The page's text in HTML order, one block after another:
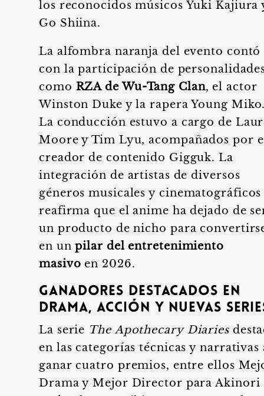
los reconocidos músicos Yuki Kajiura
Go Shiina.
La alfombra naranja del evento contó
con la participación de
como RZA de Wu-Tang Clan, el actor
Winston Duke y la rapera Young
La conducción estuvo a cargo de
Moore y Tim Lyu, acompañados por
creador de contenido Gigguk. La
integración de artistas de diversos
géneros musicales y cinematográficos
reafirma que el anime ha dejado de
un producto de nicho para
en unpilar del entretenimiento
masivo en 2026.
Ganadores destacados en
drama, acción y nuevas
La serie The Apothecary Diaries
en las categorías técnicas y narrativas
ganar cuatro premios, entre ellos
Drama y Mejor Director para Akinori